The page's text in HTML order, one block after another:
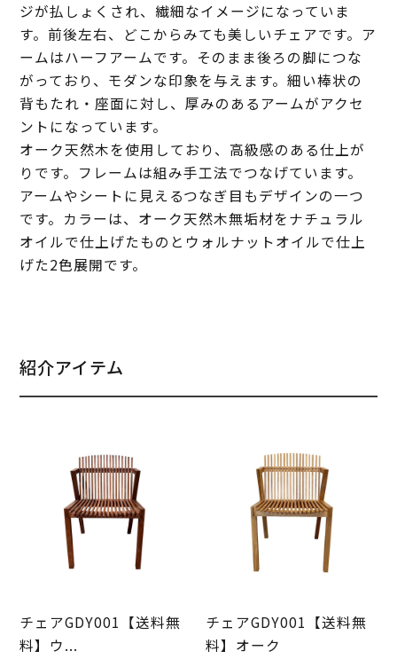
ジが払しょくされ、繊細なイメージになっていま
す。前後左右、どこからみても美しいチェアです。ア
ームはハーフアームです。そのまま後ろの脚につな
がっており、モダンな印象を与えます。細い棒状の
背もたれ・座面に対し、厚みのあるアームがアクセ
ントになっています。
オーク天然木を使用しており、高級感のある仕上が
りです。フレームは組み手工法でつなげています。
アームやシートに見えるつなぎ目もデザインの一つ
です。カラーは、オーク天然木無垢材をナチュラル
オイルで仕上げたものとウォルナットオイルで仕上
げた2色展開です。
紹介アイテム
チェアGDY001【送料無
料】ウ...
チェアGDY001【送料無
料】オーク